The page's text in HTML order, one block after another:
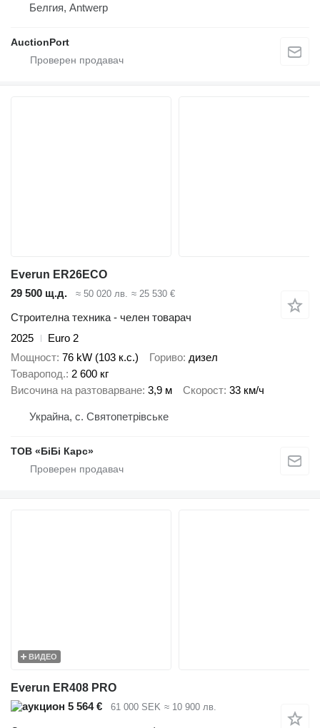
Белгия, Antwerp
AuctionPort
Everun ER26ECO
29 500 щ.д.
≈ 50 020 лв. ≈ 25 530 €
Строителна техника - челен товарач
2025
Euro 2
Мощност 76 kW (103 к.с.) Гориво дизел
Товаропод. 2 600 кг
Височина на разтоварване 3,9 м Скорост 33 км/ч
Украйна, с. Святопетрівське
ТОВ «БіБі Карс»
ВИДЕО
Everun ER408 PRO
5 564 €
61 000 SEK ≈ 10 900 лв.